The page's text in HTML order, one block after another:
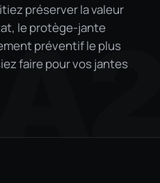
préserver la valeur
le protège-jante
préventif le plus
faire pour vos jantes